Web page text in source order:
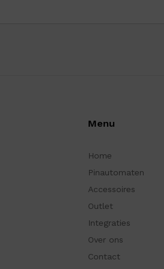
Menu
Home
Pinautomaten
Accessoires
Outlet
Integraties
Over ons
Contact